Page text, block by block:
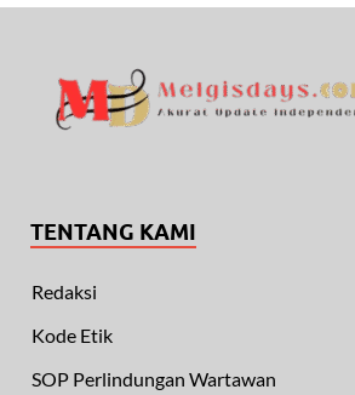
TENTANG KAMI
Redaksi
Kode Etik
SOP Perlindungan Wartawan